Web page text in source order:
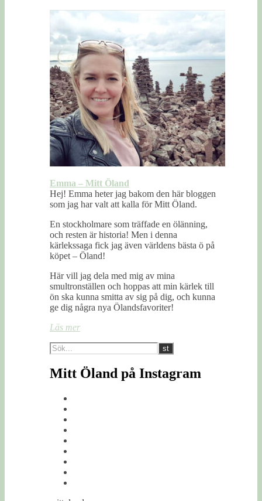
Emma – Mitt Öland
Hej! Emma heter jag bakom den här bloggen
som jag har valt att kalla för Mitt Öland.
En stockholmare som träffade en ölänning,
och resten är historia! Men i denna
kärlekssaga fick jag även världens bästa ö på
köpet – Öland!
Här vill jag dela med mig av mina
smultronställen och hoppas att min kärlek till
ön ska kunna smitta av sig på dig, och kunna
ge dig några nya Ölandsfavoriter!
Läs mer
Mitt Öland på Instagram